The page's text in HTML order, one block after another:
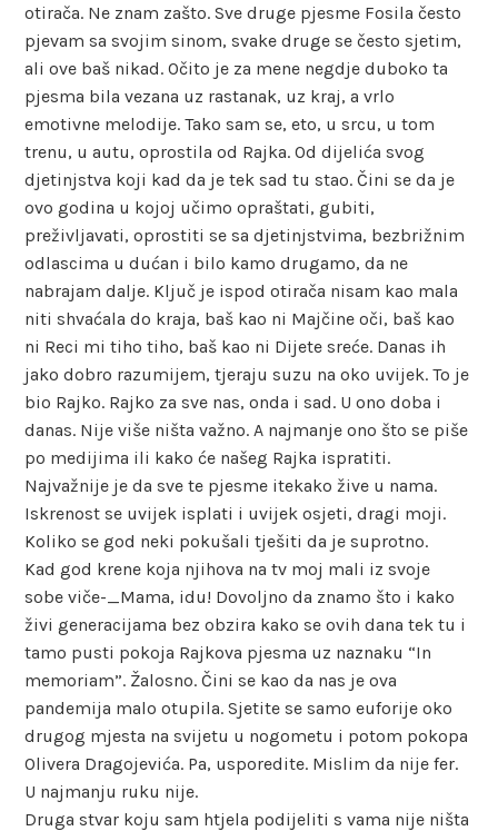
otirača. Ne znam zašto. Sve druge pjesme Fosila često
pjevam sa svojim sinom, svake druge se često sjetim,
ali ove baš nikad. Očito je za mene negdje duboko ta
pjesma bila vezana uz rastanak, uz kraj, a vrlo
emotivne melodije. Tako sam se, eto, u srcu, u tom
trenu, u autu, oprostila od Rajka. Od dijelića svog
djetinjstva koji kad da je tek sad tu stao. Čini se da je
ovo godina u kojoj učimo opraštati, gubiti,
preživljavati, oprostiti se sa djetinjstvima, bezbrižnim
odlascima u dućan i bilo kamo drugamo, da ne
nabrajam dalje. Ključ je ispod otirača nisam kao mala
niti shvaćala do kraja, baš kao ni Majčine oči, baš kao
ni Reci mi tiho tiho, baš kao ni Dijete sreće. Danas ih
jako dobro razumijem, tjeraju suzu na oko uvijek. To je
bio Rajko. Rajko za sve nas, onda i sad. U ono doba i
danas. Nije više ništa važno. A najmanje ono što se piše
po medijima ili kako će našeg Rajka ispratiti.
Najvažnije je da sve te pjesme itekako žive u nama.
Iskrenost se uvijek isplati i uvijek osjeti, dragi moji.
Koliko se god neki pokušali tješiti da je suprotno.
Kad god krene koja njihova na tv moj mali iz svoje
sobe viče-_Mama, idu! Dovoljno da znamo što i kako
živi generacijama bez obzira kako se ovih dana tek tu i
tamo pusti pokoja Rajkova pjesma uz naznaku “In
memoriam”. Žalosno. Čini se kao da nas je ova
pandemija malo otupila. Sjetite se samo euforije oko
drugog mjesta na svijetu u nogometu i potom pokopa
Olivera Dragojevića. Pa, usporedite. Mislim da nije fer.
U najmanju ruku nije.
Druga stvar koju sam htjela podijeliti s vama nije ništa